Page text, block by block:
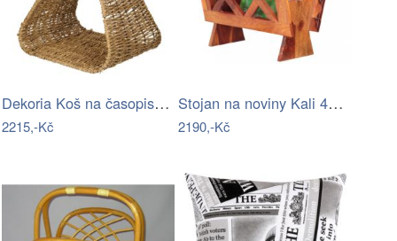
Dekoria Koš na časopisy Salma…
2215,-Kč
Stojan na noviny Kali 45x35x30 z masivu…
2190,-Kč